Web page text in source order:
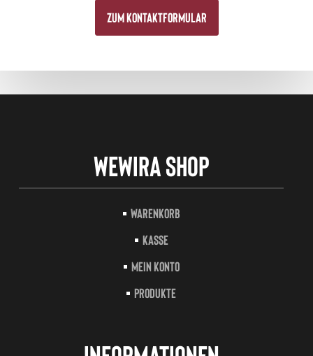
zum Kontaktformular
Wewira Shop
Warenkorb
Kasse
Mein Konto
Produkte